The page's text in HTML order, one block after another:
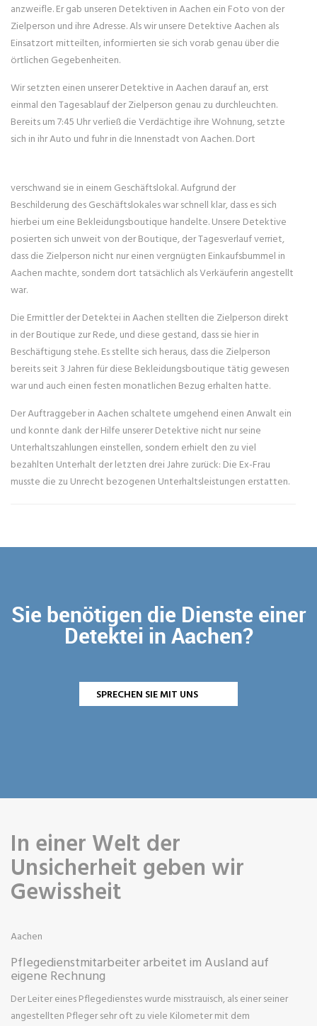
anzweifle. Er gab unseren Detektiven in Aachen ein Foto von der
Zielperson und ihre Adresse. Als wir unsere Detektive Aachen als
Einsatzort mitteilten, informierten sie sich vorab genau über die
örtlichen Gegebenheiten.
Wir setzten einen unserer Detektive in Aachen darauf an, erst
einmal den Tagesablauf der Zielperson genau zu durchleuchten.
Bereits um 7:45 Uhr verließ die Verdächtige ihre Wohnung, setzte
sich in ihr Auto und fuhr in die Innenstadt von Aachen. Dort
verschwand sie in einem Geschäftslokal. Aufgrund der
Beschilderung des Geschäftslokales war schnell klar, dass es sich
hierbei um eine Bekleidungsboutique handelte. Unsere Detektive
posierten sich unweit von der Boutique, der Tagesverlauf verriet,
dass die Zielperson nicht nur einen vergnügten Einkaufsbummel in
Aachen machte, sondern dort tatsächlich als Verkäuferin angestellt
war.
Die Ermittler der Detektei in Aachen stellten die Zielperson direkt
in der Boutique zur Rede, und diese gestand, dass sie hier in
Beschäftigung stehe. Es stellte sich heraus, dass die Zielperson
bereits seit 3 Jahren für diese Bekleidungsboutique tätig gewesen
war und auch einen festen monatlichen Bezug erhalten hatte.
Der Auftraggeber in Aachen schaltete umgehend einen Anwalt ein
und konnte dank der Hilfe unserer Detektive nicht nur seine
Unterhaltszahlungen einstellen, sondern erhielt den zu viel
bezahlten Unterhalt der letzten drei Jahre zurück: Die Ex-Frau
musste die zu Unrecht bezogenen Unterhaltsleistungen erstatten.
Sie benötigen die Dienste einer
Detektei in Aachen?
SPRECHEN SIE MIT UNS
In einer Welt der
Unsicherheit geben wir
Gewissheit
Aachen
Pflegedienstmitarbeiter arbeitet im Ausland auf
eigene Rechnung
Der Leiter eines Pflegedienstes wurde misstrauisch, als einer seiner
angestellten Pfleger sehr oft zu viele Kilometer mit dem